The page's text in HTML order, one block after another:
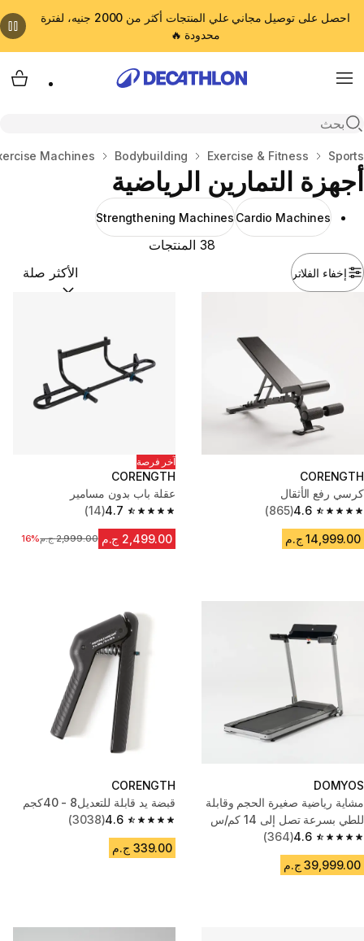
احصل على توصيل مجاني علي المنتجات أكثر من 2000 جنيه، لفترة
محدودة 🔥
Menu
Open search
المنزل
Sports
Exercise & Fitness
Bodybuilding
Machines
أجهزة التمارين الرياضية
Cardio Machines
Strengthening Machines
إخفاء الفلاتر
38 المنتجات
ترتيب حسب:
CORENGTH
كرسي رفع الأثقال
4.6
4.6 out of 5 stars from 865 reviews
(865)
14,999.00 ج.م
آخر فرصة
CORENGTH
عقلة باب بدون مسامير
4.7
4.7 out of 5 stars from 14 reviews
(14)
2,499.00 ج.م السعر قبل التخفيض
2,999.00 ج.م 16%
DOMYOS
مشاية رياضية صغيرة الحجم وقابلة
للطي بسرعة تصل إلى 14 كم/س
4.6
4.6 out of 5 stars from 364 reviews
(364)
39,999.00 ج.م
CORENGTH
قبضة يد قابلة للتعديل8 - 40كجم
4.6
4.6 out of 5 stars from 3038 reviews
(3038)
339.00 ج.م